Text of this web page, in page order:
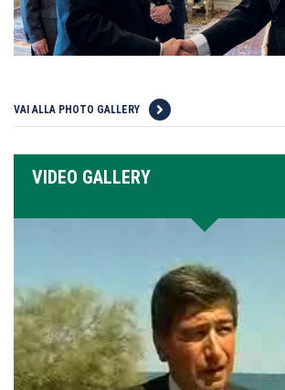
VAI ALLA PHOTO GALLERY
VIDEO GALLERY